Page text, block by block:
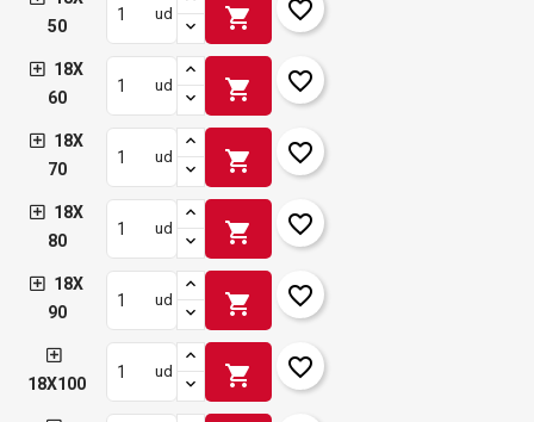
50
ud shopping_cart favorite_border
18X
60
ud shopping_cart favorite_border
18X
70
ud shopping_cart favorite_border
18X
80
ud shopping_cart favorite_border
18X
90
ud shopping_cart favorite_border
18X100
ud shopping_cart favorite_border